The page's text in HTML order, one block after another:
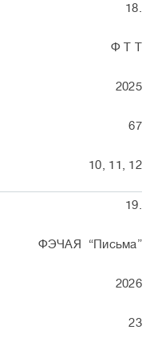
18.
Ф Т Т
2025
67
10, 11, 12
19.
ФЭЧАЯ “Письма”
2026
23